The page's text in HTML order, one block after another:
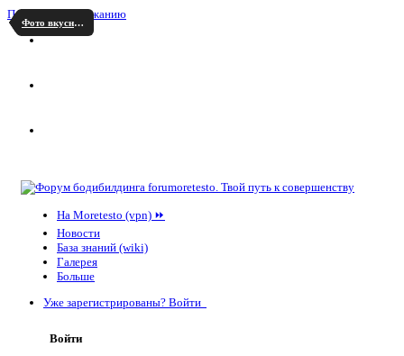
Перейти к содержанию
Фото вкусняшек
На Moretesto (vpn) ⏩
Новости
База знаний (wiki)
Галерея
Больше
Уже зарегистрированы? Войти
Войти